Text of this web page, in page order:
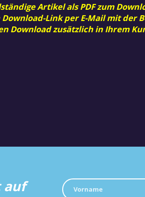
Artikel als PDF zum
Link per E-Mail mit der
Download zusätzlich in Ihrem
auf